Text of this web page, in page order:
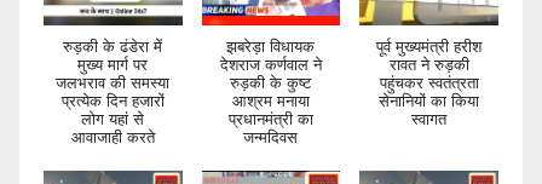
रुड़की के ढंडेरा में
मुख्य मार्ग पर
जलभराव की समस्या
प्रत्येक दिन हजारों
लोग यहां से
आवाजाही करते
झबरेड़ा विधायक
देशराज कर्णवाल ने
रुड़की के कुष्ट
आश्रम मनाया
प्रधानमंत्री का
जन्मदिवस
पूर्व मुख्यमंत्री हरीश
रावत ने रुड़की
पहुंचकर स्वतंत्रता
सेनानियों का किया
स्वागत